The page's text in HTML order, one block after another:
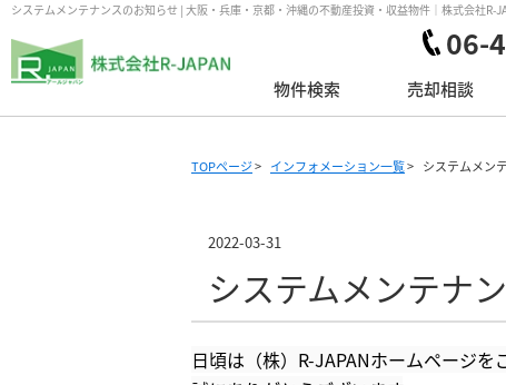
システムメンテナンスのお知らせ | 大阪・兵庫・京都・沖縄の不動産投資・収益物件｜株式会社R-
06-
物件検索 売却相談
TOPページ> インフォメーション一覧> システムメン
2022-03-31
システムメンテナ
日頃は（株）R-JAPANホームページを